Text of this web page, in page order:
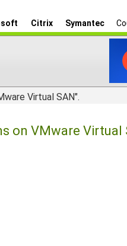
Citrix Symantec
Virtual SAN".
on VMware Virtual